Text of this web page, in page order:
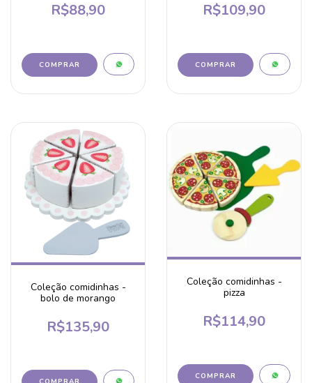
R$88,90 R$109,90
Coleção comidinhas -
bolo de morango
R$135,90
Coleção comidinhas -
pizza
R$114,90